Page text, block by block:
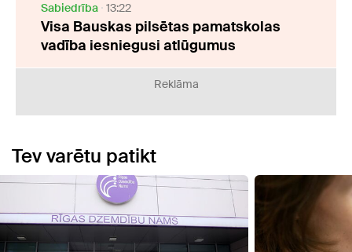
Sabiedrība 13:22
Visa Bauskas pilsētas pamatskolas
vadība iesniegusi atlūgumus
Reklāma
Tev varētu patikt